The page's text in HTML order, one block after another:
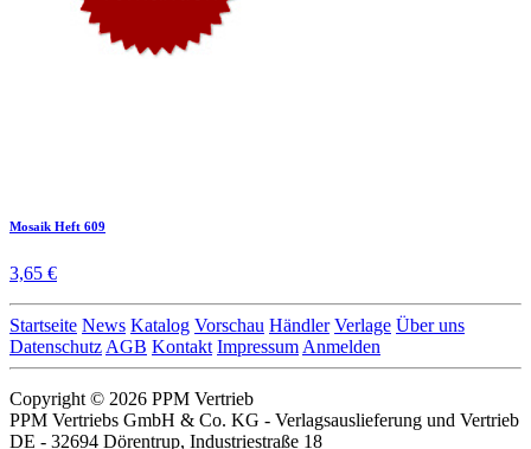
Mosaik Heft 609
3,65 €
Startseite News Katalog Vorschau Händler Verlage Über uns
Datenschutz AGB Kontakt Impressum Anmelden
Copyright © 2026 PPM Vertrieb
PPM Vertriebs GmbH & Co. KG - Verlagsauslieferung und Vertrieb
DE - 32694 Dörentrup, Industriestraße 18